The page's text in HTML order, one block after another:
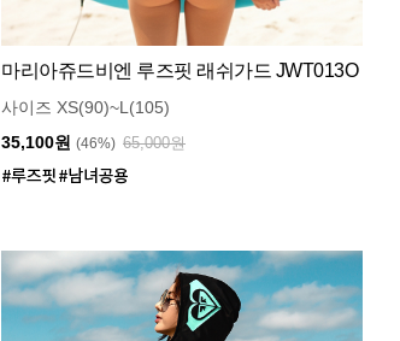
마리아쥬드비엔 루즈핏 래쉬가드 JWT013O
사이즈 XS(90)~L(105)
35,100원 (46%) 65,000원